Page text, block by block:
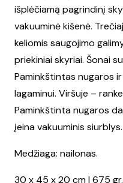
išplėčiamą pagrindinį
vakuuminė kišenė.
keliomis saugojimo
priekiniai skyriai. Šonai
Paminkštintas nugaros
lagaminui. Viršuje –
Paminkštinta nugaros
įeina vakuuminis siurblys.
Medžiaga: nailonas.
30 x 45 x 20 cm | 675 gr.